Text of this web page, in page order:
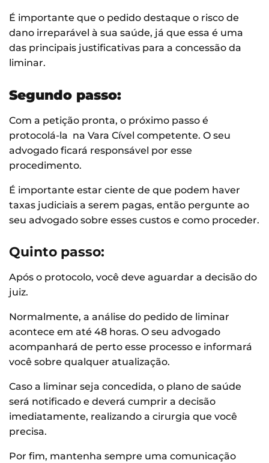
É importante que o pedido destaque o risco de
dano irreparável à sua saúde, já que essa é uma
das principais justificativas para a concessão da
liminar.
Segundo passo:
Com a petição pronta, o próximo passo é
protocolá-la na Vara Cível competente. O seu
advogado ficará responsável por esse
procedimento.
É importante estar ciente de que podem haver
taxas judiciais a serem pagas, então pergunte ao
seu advogado sobre esses custos e como proceder.
Quinto passo:
Após o protocolo, você deve aguardar a decisão do
juiz.
Normalmente, a análise do pedido de liminar
acontece em até 48 horas. O seu advogado
acompanhará de perto esse processo e informará
você sobre qualquer atualização.
Caso a liminar seja concedida, o plano de saúde
será notificado e deverá cumprir a decisão
imediatamente, realizando a cirurgia que você
precisa.
Por fim, mantenha sempre uma comunicação